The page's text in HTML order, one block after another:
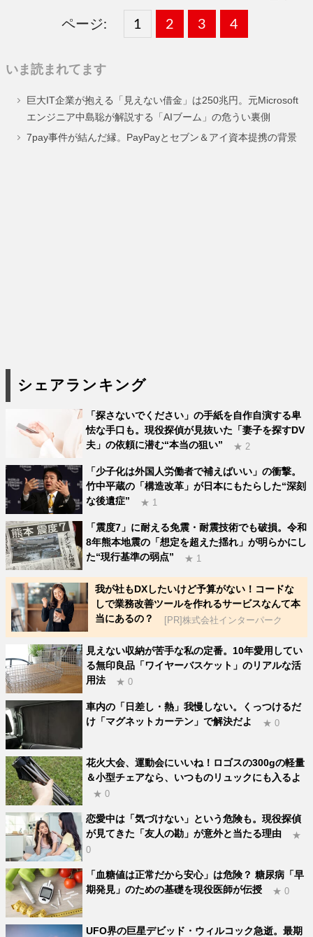
ページ:
固
ー
ジ
1 ,
固
ー
ジ
2 ,
固
ー
ジ
3 ,
固
ー
ジ
4
いま読まれてます
巨大IT企業が抱える「見えない借金」は250兆円。元Microsoft
エンジニア中島聡が解説する「AIブーム」の危うい裏側
7pay事件が結んだ縁。PayPayとセブン＆アイ資本提携の背景
シェアランキング
「探さないでください」の手紙を自作自演する卑
怯な手口も。現役探偵が見抜いた「妻子を探すDV
夫」の依頼に潜む“本当の狙い”
★ 2
「少子化は外国人労働者で補えばいい」の衝撃。
竹中平蔵の「構造改革」が日本にもたらした“深刻
な後遺症”
★ 1
「震度7」に耐える免震・耐震技術でも破損。令和
8年熊本地震の「想定を超えた揺れ」が明らかにし
た“現行基準の弱点”
★ 1
我が社もDXしたいけど予算がない！コードな
しで業務改善ツールを作れるサービスなんて本
当にあるの？
[PR]株式会社インターパーク
見えない収納が苦手な私の定番。10年愛用してい
る無印良品「ワイヤーバスケット」のリアルな活
用法
★ 0
車内の「日差し・熱」我慢しない。くっつけるだ
け「マグネットカーテン」で解決だよ
★ 0
花火大会、運動会にいいね！ロゴスの300gの軽量
＆小型チェアなら、いつものリュックにも入るよ
★ 0
恋愛中は「気づけない」という危険も。現役探偵
が見てきた「友人の勘」が意外と当たる理由
★
0
「血糖値は正常だから安心」は危険？ 糖尿病「早
期発見」のための基礎を現役医師が伝授
★ 0
UFO界の巨星デビッド・ウィルコック急逝。最期